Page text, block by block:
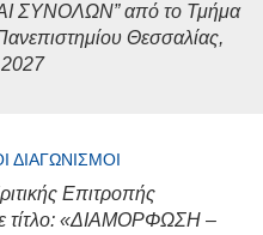
ΣΥΝΟΛΩΝ” από το Τμήμα
Θεσσαλίας,
2027
ΔΙΑΓΩΝΙΣΜΟΊ
Επιτροπής
τίτλο: «ΔΙΑΜΟΡΦΩΣΗ –